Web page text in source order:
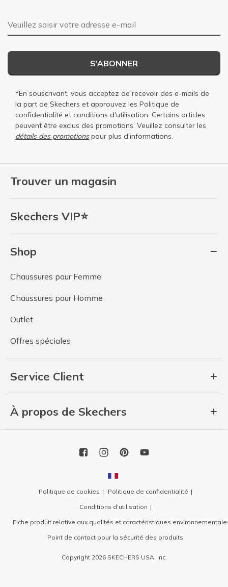
Trouver un magasin
Skechers VIP⭐
Shop
Chaussures pour Femme
Chaussures pour Homme
Outlet
Offres spéciales
Service Client
À propos de Skechers
Adresse e-mail
S’ABONNER
*En souscrivant, vous acceptez de recevoir des e-mails de
la part de Skechers et approuvez les Politique de
confidentialité et conditions d'utilisation . Certains articles
peuvent être exclus des promotions. Veuillez consulter les
détails des promotionspour plus d'informations.
Politique de cookies
Politique de confidentialité
Conditions d'utilisation
Fiche produit relative aux qualités et caractéristiques
Point de contact pour la sécurité des produits
Copyright 2026 SKECHERS USA, Inc.